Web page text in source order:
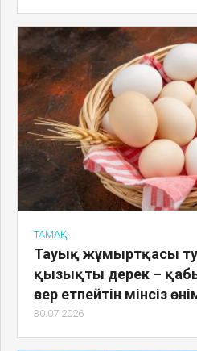
ТАМАҚ
Тауық жұмыртқасы
қызықты дерек –
әсер етпейтін мінсіз
30.07.2026